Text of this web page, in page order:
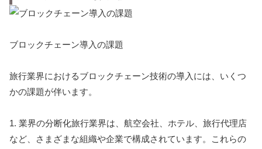
ブロックチェーン導入の課題
旅行業界におけるブロックチェーン技術の導入には、いくつ
かの課題が伴います。
1. 業界の分断化旅行業界は、航空会社、ホテル、旅行代理店
など、さまざまな組織や企業で構成されています。これらの